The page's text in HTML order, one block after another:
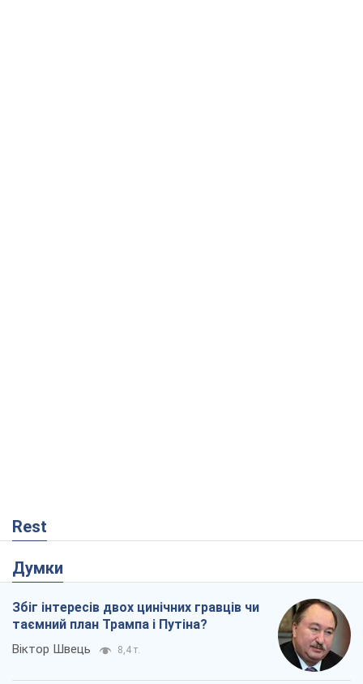
Rest
Думки
Збіг інтересів двох цинічних гравців чи
таємний план Трампа і Путіна?
Віктор Швець 8,4 т.